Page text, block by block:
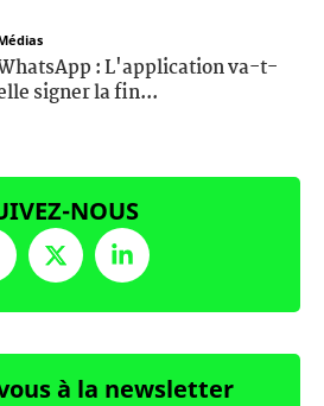
: L'application va-t-
signer la fin...
NOUS
à la newsletter